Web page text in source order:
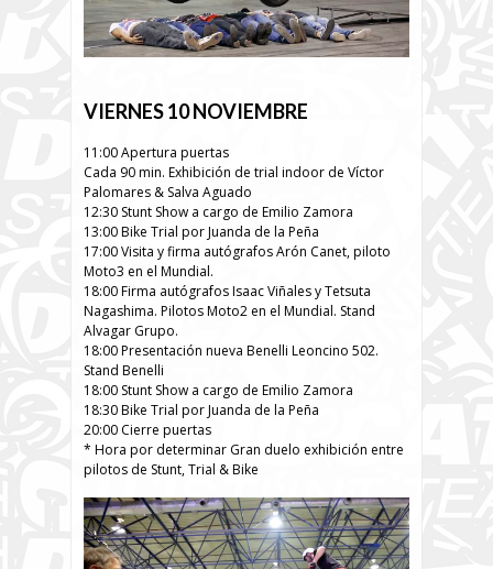
VIERNES 10 NOVIEMBRE
11:00 Apertura puertas
Cada 90 min. Exhibición de trial indoor de Víctor
Palomares & Salva Aguado
12:30 Stunt Show a cargo de Emilio Zamora
13:00 Bike Trial por Juanda de la Peña
17:00 Visita y firma autógrafos Arón Canet, piloto
Moto3 en el Mundial.
18:00 Firma autógrafos Isaac Viñales y Tetsuta
Nagashima. Pilotos Moto2 en el Mundial. Stand
Alvagar Grupo.
18:00 Presentación nueva Benelli Leoncino 502.
Stand Benelli
18:00 Stunt Show a cargo de Emilio Zamora
18:30 Bike Trial por Juanda de la Peña
20:00 Cierre puertas
* Hora por determinar Gran duelo exhibición entre
pilotos de Stunt, Trial & Bike